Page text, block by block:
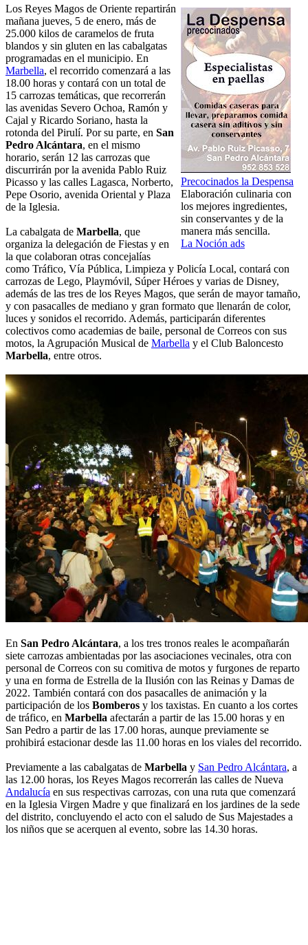
Precocinados la Despensa
Elaboración culinaria con
los mejores ingredientes,
sin conservantes y de la
manera más sencilla.
La Noción ads
Los Reyes Magos de Oriente repartirán
mañana jueves, 5 de enero, más de
25.000 kilos de caramelos de fruta
blandos y sin gluten en las cabalgatas
programadas en el municipio. En
Marbella, el recorrido comenzará a las
18.00 horas y contará con un total de
15 carrozas temáticas, que recorrerán
las avenidas Severo Ochoa, Ramón y
Cajal y Ricardo Soriano, hasta la
rotonda del Pirulí. Por su parte, en San
Pedro Alcántara, en el mismo
horario, serán 12 las carrozas que
discurrirán por la avenida Pablo Ruiz
Picasso y las calles Lagasca, Norberto,
Pepe Osorio, avenida Oriental y Plaza
de la Iglesia.
La cabalgata de Marbella, que
organiza la delegación de Fiestas y en
la que colaboran otras concejalías
como Tráfico, Vía Pública, Limpieza y Policía Local, contará con
carrozas de Lego, Playmóvil, Súper Héroes y varias de Disney,
además de las tres de los Reyes Magos, que serán de mayor tamaño,
y con pasacalles de mediano y gran formato que llenarán de color,
luces y sonidos el recorrido. Además, participarán diferentes
colectivos como academias de baile, personal de Correos con sus
motos, la Agrupación Musical de Marbella y el Club Baloncesto
Marbella, entre otros.
En San Pedro Alcántara, a los tres tronos reales le acompañarán
siete carrozas ambientadas por las asociaciones vecinales, otra con
personal de Correos con su comitiva de motos y furgones de reparto
y una en forma de Estrella de la Ilusión con las Reinas y Damas de
2022. También contará con dos pasacalles de animación y la
participación de los Bomberos y los taxistas. En cuanto a los cortes
de tráfico, en Marbella afectarán a partir de las 15.00 horas y en
San Pedro a partir de las 17.00 horas, aunque previamente se
prohibirá estacionar desde las 11.00 horas en los viales del recorrido.
Previamente a las cabalgatas de Marbella y San Pedro Alcántara, a
las 12.00 horas, los Reyes Magos recorrerán las calles de Nueva
Andalucía en sus respectivas carrozas, con una ruta que comenzará
en la Iglesia Virgen Madre y que finalizará en los jardines de la sede
del distrito, concluyendo el acto con el saludo de Sus Majestades a
los niños que se acerquen al evento, sobre las 14.30 horas.